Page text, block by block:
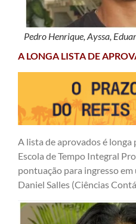
Pedro Henrique, Ayssa,
A LONGA LISTA DE
A lista de aprovados é
Escola de Tempo Integral
pontuação para ingresso
Daniel Salles (Ciências